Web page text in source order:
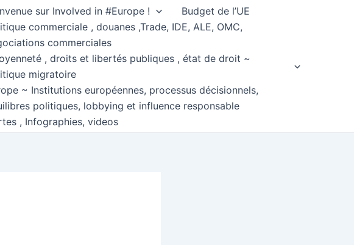
sur Involved in #Europe !
Budget de l’UE
commerciale , douanes ,Trade, IDE, ALE, OMC,
commerciales
, droits et libertés publiques , état de droit ~
migratoire
~ Institutions européennes, processus décisionnels,
politiques, lobbying et influence responsable
, Infographies, videos